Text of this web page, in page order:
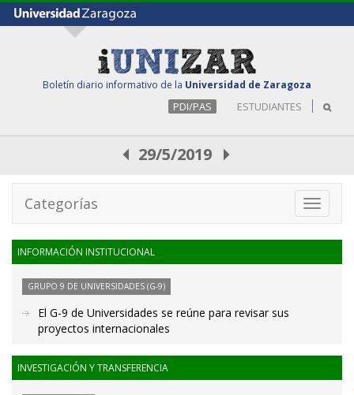
Boletín diario informativo de la Universidad de Zaragoza
PDI/PAS ESTUDIANTES
29/5/2019
Toggle
Categorías
INFORMACIÓN INSTITUCIONAL
GRUPO 9 DE UNIVERSIDADES (G-9)
El G-9 de Universidades se reúne para revisar sus
proyectos internacionales
INVESTIGACIÓN Y TRANSFERENCIA